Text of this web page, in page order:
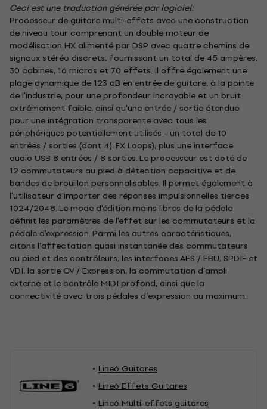
Ceci est une traduction générée par logiciel:
Processeur de guitare multi-effets avec une construction
de niveau tour comprenant un double moteur de
modélisation HX alimenté par DSP avec quatre chemins de
signaux stéréo discrets, fournissant un total de 45 ampères,
30 cabines, 16 micros et 70 effets. Il offre également une
plage dynamique de 123 dB en entrée de guitare, à la pointe
de l'industrie, pour une profondeur incroyable et un bruit
extrêmement faible, ainsi qu'une entrée / sortie étendue
pour une intégration transparente avec tous les
périphériques potentiellement utilisés - un total de 10
entrées / sorties (dont 4). FX Loops), plus une interface
audio USB 8 entrées / 8 sorties. Le processeur est doté de
12 commutateurs au pied à détection capacitive et de
bandes de brouillon personnalisables. Il permet également à
l'utilisateur d'importer des réponses impulsionnelles tierces
1024/2048. Le mode d'édition mains libres de la pédale
définit les paramètres de l'effet sur les commutateurs et la
pédale d'expression. Parmi les autres caractéristiques,
citons l’affectation quasi instantanée des commutateurs
au pied et des contrôleurs, les interfaces AES / EBU, SPDIF et
VDI, la sortie CV / Expression, la commutation d’ampli
externe et le contrôle MIDI profond, ainsi que la
connectivité avec trois pédales d’expression au maximum.
Line6 Guitares
Line6 Effets Guitares
Line6 Multi-effets guitares